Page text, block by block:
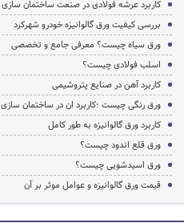
کاربرد عرشه فولادی در صنعت ساختمان سازی
بررسی کیفیت ورق گالوانیزه خودرو شهرکرد
ورق سیاه چیست؟ معرفی جامع و تخصصی
اسلب فولادی چیست؟
کاربرد آهن در صنایع پتروشیمی
ورق رنگی چیست ؛کاربرد ان در ساختمان سازی
کاربرد ورق گالوانیزه به طور کامل
ورق قلع اندود چیست؟
ورق اسیدشویی چیست؟
قیمت ورق گالوانیزه و عوامل موثر بر آن